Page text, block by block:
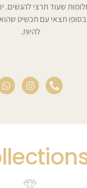
שעוד תרצי להגשים.
תצאי עם תכשיט
להיות.